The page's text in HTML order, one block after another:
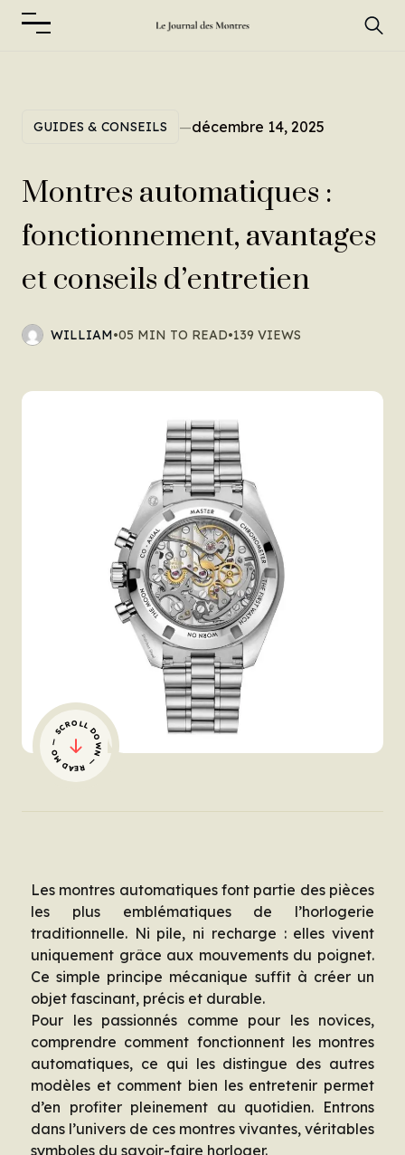
GUIDES & CONSEILS —décembre 14, 2025
Montres automatiques :
fonctionnement, avantages
et conseils d’entretien
WILLIAM•05 MIN TO READ•139 VIEWS
— SCROLL DOWN — READ MORE
Les montres automatiques font partie des pièces
les plus emblématiques de l’horlogerie
traditionnelle. Ni pile, ni recharge : elles vivent
uniquement grâce aux mouvements du poignet.
Ce simple principe mécanique suffit à créer un
objet fascinant, précis et durable.
Pour les passionnés comme pour les novices,
comprendre comment fonctionnent les montres
automatiques, ce qui les distingue des autres
modèles et comment bien les entretenir permet
d’en profiter pleinement au quotidien. Entrons
dans l’univers de ces montres vivantes, véritables
symboles du savoir-faire horloger.